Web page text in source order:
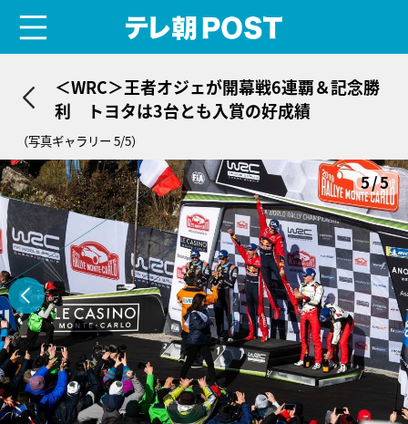
＜WRC＞王者オジェが開幕戦6連覇＆記念勝
利 トヨタは3台とも入賞の好成績
（写真ギャラリー 5/5）
5/5